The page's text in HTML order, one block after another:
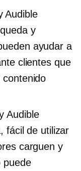
Audible
y
ayudar a
clientes que
Audible
fácil de utilizar
carguen y
puede